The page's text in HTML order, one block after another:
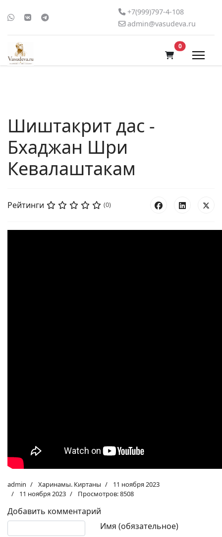
+7(999)797-4-108
admin@vasudeva.ru
0В корзину
Шиштакрит дас -
Бхаджан Шри
Кевалаштакам
Рейтинги (0)
admin Харинамы. Киртаны
11 ноября 2023
11 ноября 2023
Просмотров: 8508
Добавить комментарий
Имя (обязательное)
Текст комментария